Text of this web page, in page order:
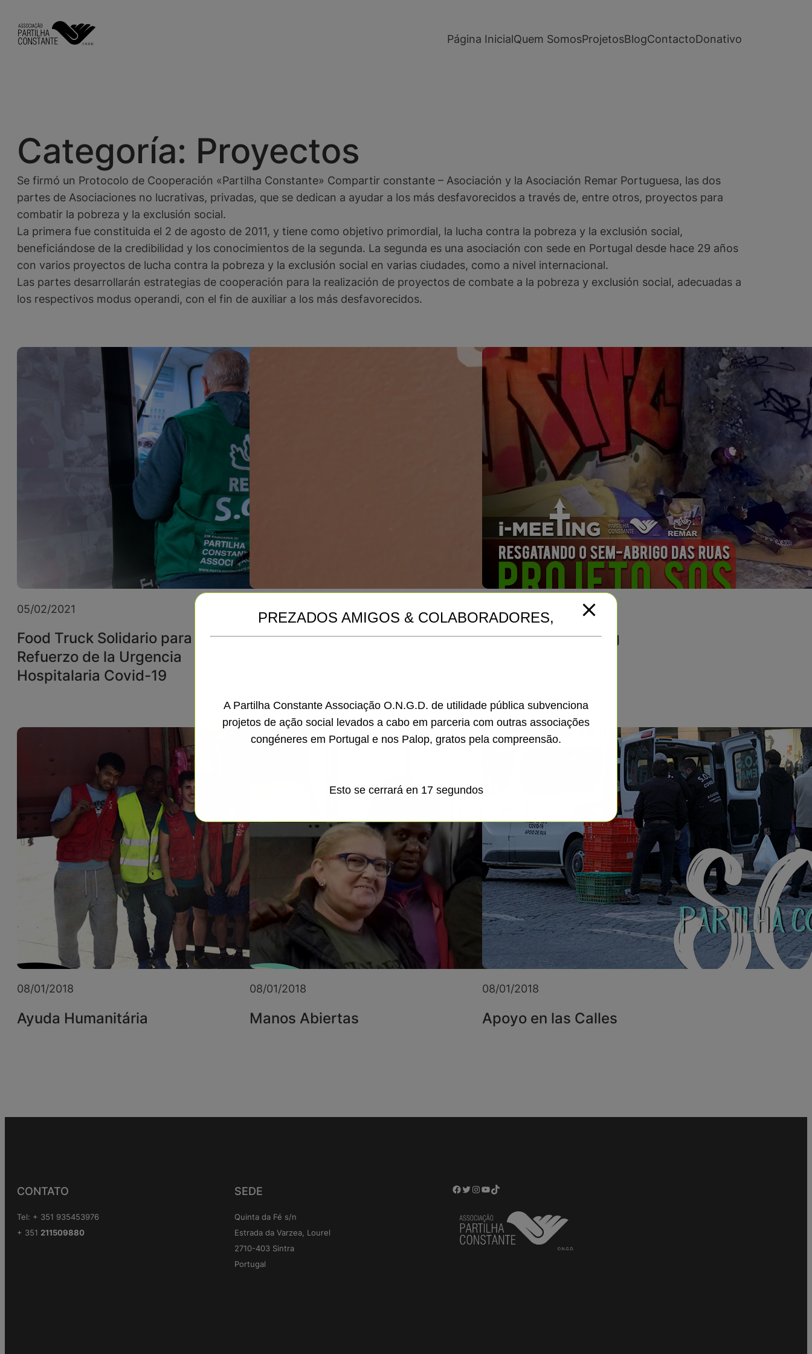
contenido
Página InicialQuem SomosProjetosBlogContactoDonativo
Categoría: Proyectos
Se firmó un Protocolo de Cooperación «Partilha Constante» Compartir constante – Asociación y la Asociación Remar Portuguesa, las dos
partes de Asociaciones no lucrativas, privadas, que se dedican a ayudar a los más desfavorecidos a través de, entre otros, proyectos para
combatir la pobreza y la exclusión social.
La primera fue constituida el 2 de agosto de 2011, y tiene como objetivo primordial, la lucha contra la pobreza y la exclusión social,
beneficiándose de la credibilidad y los conocimientos de la segunda. La segunda es una asociación con sede en Portugal desde hace 29 años
con varios proyectos de lucha contra la pobreza y la exclusión social en varias ciudades, como a nivel internacional.
Las partes desarrollarán estrategias de cooperación para la realización de proyectos de combate a la pobreza y exclusión social, adecuadas a
los respectivos modus operandi, con el fin de auxiliar a los más desfavorecidos.
05/02/2021
Food Truck Solidario para el
Refuerzo de la Urgencia
Hospitalaria Covid-19
Apadrinamiento de Niños Caravana I-Meeting
08/01/2018
Ayuda Humanitária
08/01/2018
Manos Abiertas
08/01/2018
Apoyo en las Calles
CONTATO
Tel: + 351 935453976
+ 351 211509880
SEDE
Quinta da Fé s/n
Estrada da Varzea, Lourel
2710-403 Sintra
Portugal
Facebook Twitter Instagram YouTube TikTok
PREZADOS AMIGOS & COLABORADORES,
A Partilha Constante Associação O.N.G.D. de utilidade pública subvenciona
projetos de ação social levados a cabo em parceria com outras associações
congéneres em Portugal e nos Palop, gratos pela compreensão.
Esto se cerrará en 15segundos